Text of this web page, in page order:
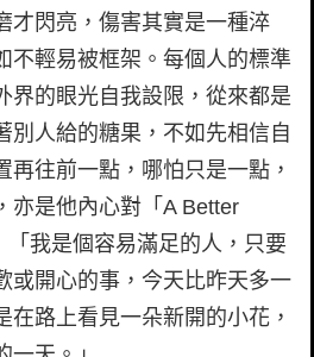
才閃亮，傷害其實是一種淬
不輕易被框架。每個人的標準
界的眼光自我設限，從來都是
別人給的糖果，不如先相信自
再往前一點，哪怕只是一點，
亦是他內心對「A Better
我是個容易滿足的人，只要
或開心的事，今天比昨天多一
在路上看見一朵新開的小花，